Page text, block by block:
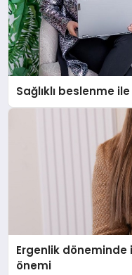
Sağlıklı beslenme
Ergenlik döneminde
önemi